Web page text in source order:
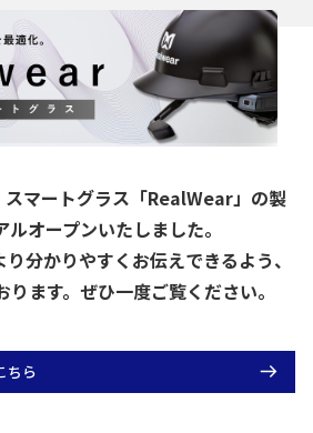
スマートグラス「RealWear」の製
オープンいたしました。
分かりやすくお伝えできるよう、
ます。ぜひ一度ご覧ください。
ちら